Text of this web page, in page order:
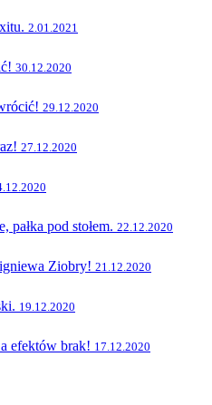
2.01.2021
30.12.2020
29.12.2020
27.12.2020
pałka pod stołem. 22.12.2020
Ziobry! 21.12.2020
19.12.2020
efektów brak! 17.12.2020